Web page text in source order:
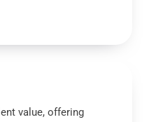
value, offering